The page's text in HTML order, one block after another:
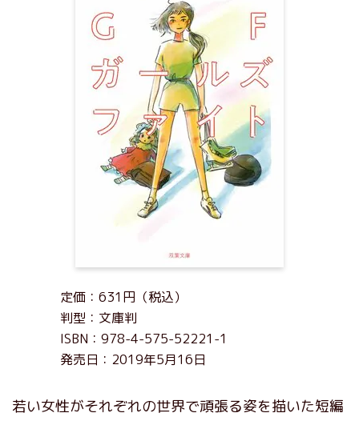
定価：631円（税込）
判型：文庫判
ISBN：978-4-575-52221-1
発売日：2019年5月16日
若い女性がそれぞれの世界で頑張る姿を描いた短編